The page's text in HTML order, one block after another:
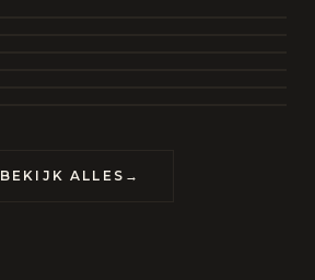
BEKIJK ALLES →